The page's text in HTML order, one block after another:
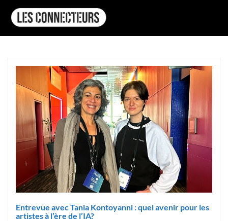
Entrevue avec Tania Kontoyanni : quel avenir pour les
artistes à l’ère de l’IA?